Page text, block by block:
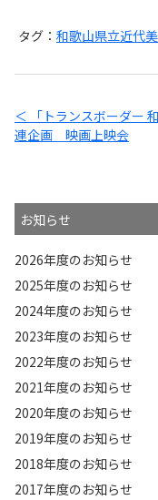
タグ： 和歌山県立近代
＜ 「トランスボーダー
連企画 映画上映会
お知らせ
2026年度のお知らせ
2025年度のお知らせ
2024年度のお知らせ
2023年度のお知らせ
2022年度のお知らせ
2021年度のお知らせ
2020年度のお知らせ
2019年度のお知らせ
2018年度のお知らせ
2017年度のお知らせ